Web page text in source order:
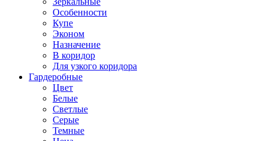
Особенности
Купе
Эконом
Назначение
В коридор
Для узкого коридора
Гардеробные
Цвет
Белые
Светлые
Серые
Темные